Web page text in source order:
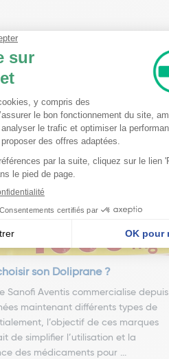
son Doliprane ?
Sanofi Aventis commercialise depuis
maintenant différents types de
l’objectif de ces marques
de simplifier l’utilisation et la
des médicaments pour ...